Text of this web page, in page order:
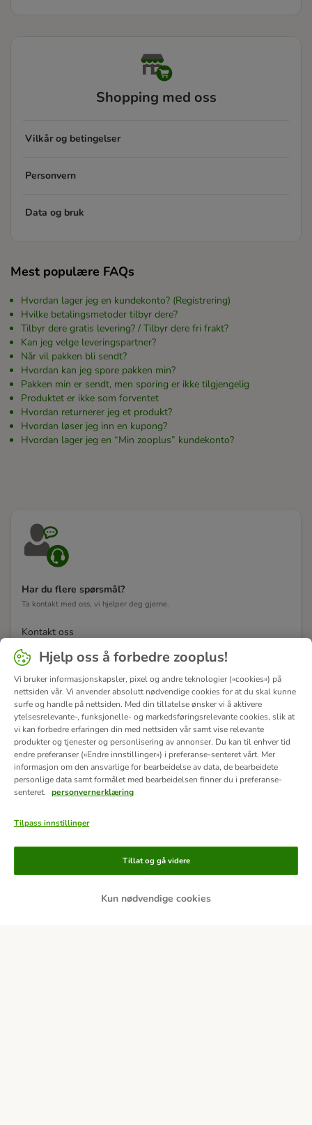
Shopping med oss
Vilkår og betingelser
Personvern
Data og bruk
Mest populære FAQs
Hvordan lager jeg en kundekonto? (Registrering)
Hvilke betalingsmetoder tilbyr dere?
Tilbyr dere gratis levering? / Tilbyr dere fri frakt?
Kan jeg velge leveringspartner?
Når vil pakken bli sendt?
Hvordan kan jeg spore pakken min?
Pakken min er sendt, men sporing er ikke tilgjengelig
Produktet er ikke som forventet
Hvordan returnerer jeg et produkt?
Hvordan løser jeg inn en kupong?
Hvordan lager jeg en “Min zooplus” kundekonto?
Har du flere spørsmål?
Ta kontakt med oss, vi hjelper deg gjerne.
Kontakt oss
Hjelp oss å forbedre zooplus!
Vi bruker informasjonskapsler, pixel og andre teknologier («cookies») på
nettsiden vår. Vi anvender absolutt nødvendige cookies for at du skal kunne
surfe og handle på nettsiden. Med din tillatelse ønsker vi å aktivere
ytelsesrelevante-, funksjonelle- og markedsføringsrelevante cookies, slik at
vi kan forbedre erfaringen din med nettsiden vår samt vise relevante
produkter og tjenester og personlisering av annonser. Du kan til enhver tid
endre preferanser («Endre innstillinger») i preferanse-senteret vårt. Mer
informasjon om den ansvarlige for bearbeidelse av data, de bearbeidete
personlige data samt formålet med bearbeidelsen finner du i preferanse-
senteret. personvernerklæring
Tilpass innstillinger
Kun nødvendige cookies
Tillat og gå videre